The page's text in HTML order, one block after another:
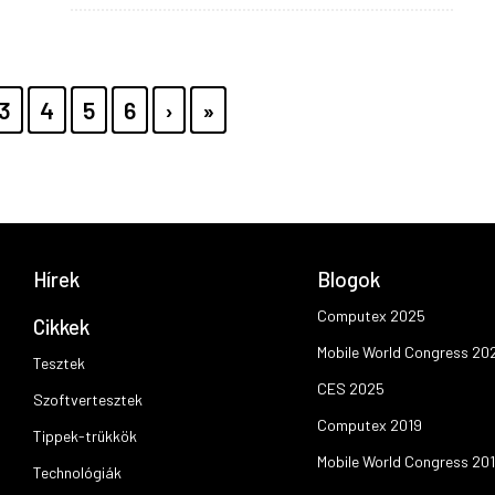
PAGE
3 PAGE
4 PAGE
5 PAGE
6
KÖVETKEZŐ
OLDAL
›
UTOLSÓ
OLDAL
»
Hírek
Cikkek
Tesztek
Szoftvertesztek
Tippek-trükkök
Technológiák
Blogok
Computex 2025
Mobile World Congress
CES 2025
Computex 2019
Mobile World Congress